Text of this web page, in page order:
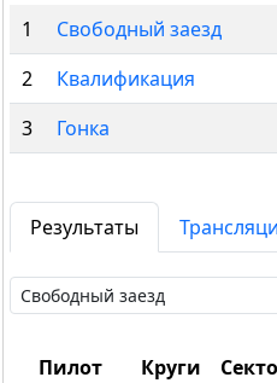
1 Свободный заезд
2
Квалификация
3
Гонка
Результаты
Пилот Круги